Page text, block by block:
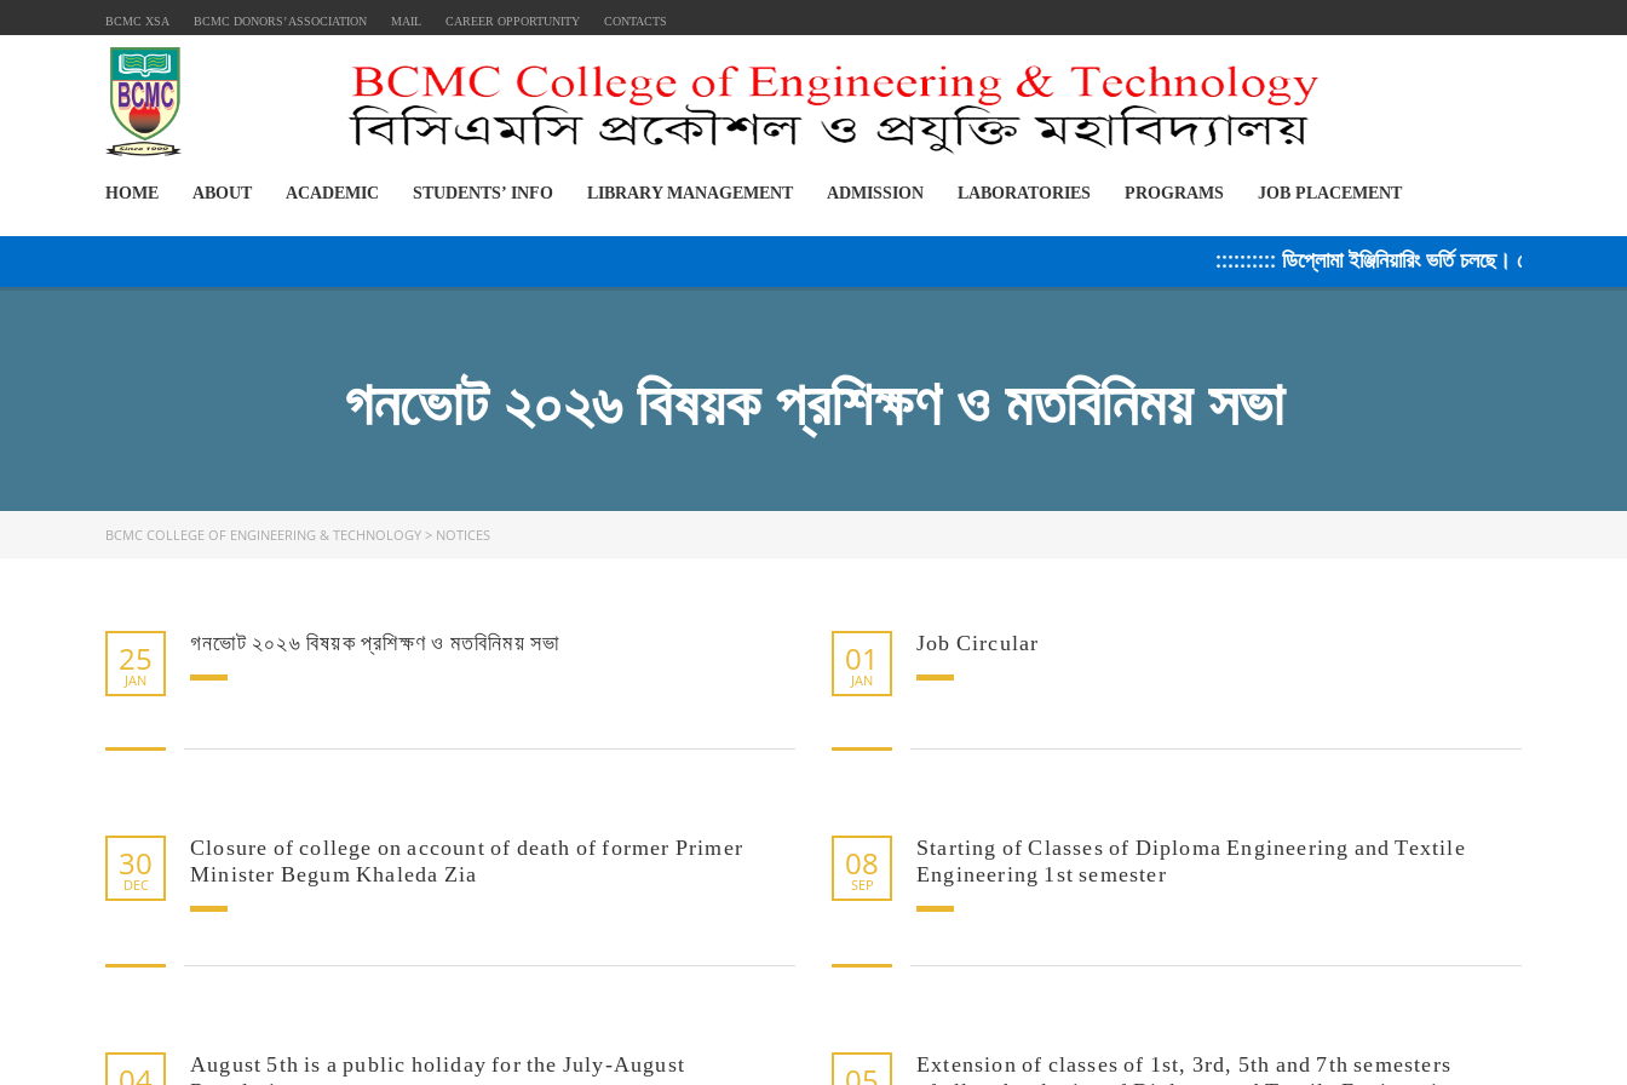
BCMC XSA BCMC DONORS’ ASSOCIATION MAIL CAREER OPPORTUNITY CONTACTS
HOME ABOUT ACADEMIC STUDENTS’ INFO LIBRARY MANAGEMENT ADMISSION LABORATORIES PROGRAMS JOB PLACEMENT
:::::::::: ডিপ্লোমা ইঞ্জিনিয়ারিং ভর্তি চলছে। সেশন ২০২৫-
গনভোট ২০২৬ বিষয়ক প্রশিক্ষণ ও মতবিনিময় সভা
BCMC COLLEGE OF ENGINEERING & TECHNOLOGY > NOTICES
25
JAN
গনভোট ২০২৬ বিষয়ক প্রশিক্ষণ ও মতবিনিময় সভা 01
JAN
Job Circular
30
DEC
Closure of college on account of death of former Primer
Minister Begum Khaleda Zia
08
SEP
Starting of Classes of Diploma Engineering and Textile
Engineering 1st semester
August 5th is a public holiday for the July-August
Extension of classes of 1st, 3rd, 5th and 7th semesters